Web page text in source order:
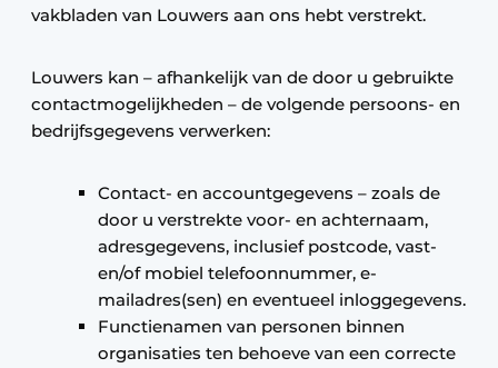
vakbladen van Louwers aan ons hebt verstrekt.
Louwers kan – afhankelijk van de door u gebruikte
contactmogelijkheden – de volgende persoons- en
bedrijfsgegevens verwerken:
Contact- en accountgegevens – zoals de
door u verstrekte voor- en achternaam,
adresgegevens, inclusief postcode, vast-
en/of mobiel telefoonnummer, e-
mailadres(sen) en eventueel inloggegevens.
Functienamen van personen binnen
organisaties ten behoeve van een correcte